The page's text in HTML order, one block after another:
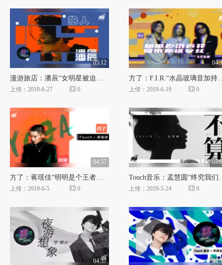
品
人
05:12
漫游旅店：潘辰“女明星被迫打开的随身包藏着怎样的秘密”
上传：2019-6-27 0
方了：F.I.R.“水晶
上传：2019-6-19 0
04:57
方了：蒋瑶佳“明明是个王者，却低调得像个青铜 ”
上传：2019-6-5 0
Touch音乐：孟慧圆
上传：2019-5-24 0
04:37